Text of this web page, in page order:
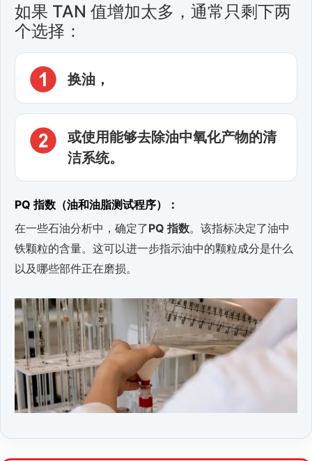
如果 TAN 值增加太多，通常只剩下两
个选择：
换油，
或使用能够去除油中氧化产物的清
洁系统。
PQ 指数（油和油脂测试程序）：
在一些石油分析中，确定了PQ 指数。该指标决定了油中
铁颗粒的含量。这可以进一步指示油中的颗粒成分是什么
以及哪些部件正在磨损。